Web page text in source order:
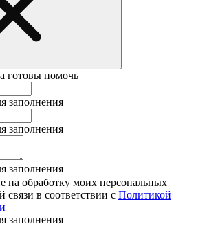
готовы помочь
заполнения
заполнения
заполнения
на обработку моих персональных
связи в соответствии с Политикой
заполнения